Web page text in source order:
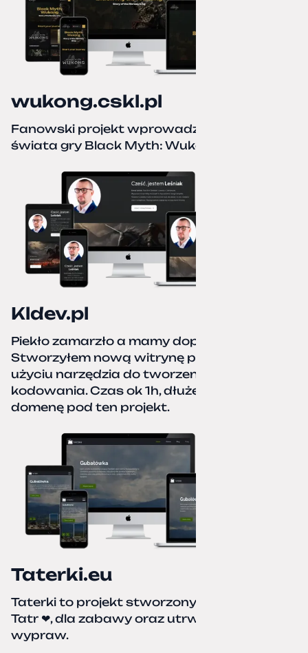
wukong.cskl.pl
Fanowski projekt wprowadzający do
świata gry Black Myth: Wukong
Kldev.pl
Piekło zamarzło a mamy dopiero jesień.
Stworzyłem nową witrynę portfolio przy
użyciu narzędzia do tworzenia stron bez
kodowania. Czas ok 1h, dłużej podpinałem
domenę pod ten projekt.
Taterki.eu
Taterki to projekt stworzony z miłości do
Tatr ❤, dla zabawy oraz utrwalenia naszych
wypraw.